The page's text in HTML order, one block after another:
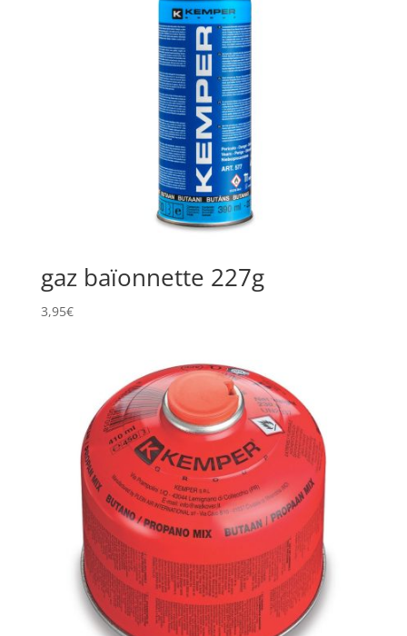
gaz baïonnette 227g
3,95€